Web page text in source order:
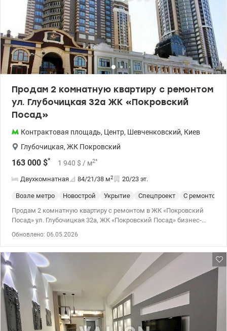
санузла. Из кухни есть выход на лоджию, которую можно
превратить в уютную лаунж-зону. Приятно порадует высота
потолков – 3м. Также важно, что есть автономное отопление
домов – гарантия тепла зимой. Но самым большим бонусом к
квартире является наличие двух паркомест в подземном
паркинге, которые можно приобрести за дополнительную плату.
Квартира уже доступна для просмотра в удобное для Вас время.
Звоните!) Цена: 170000 у.е. 0504434948 Оксана Романец
Продам 2 комнатную квартиру с ремонтом
ул. Глубочицкая 32а ЖК «Покровский
Посад»
Контрактовая площадь, Центр, Шевченковский, Киев
Глубочицкая, ЖК Покровский
163 000 $* 1 940 $ / м2*
Двухкомнатная 84/21/38 м2 20/23 эт.
Возле метро Новострой Укрытие Спецпроект
С ремонтом
Продам 2 комнатную квартиру с ремонтом в ЖК «Покровский
Посад» ул. Глубочицкая 32а, ЖК «Покровский Посад» бизнес-
использованием исключительно экологичных и премиальных
материалов:. Встраиваемая кухня, бытовая техника Siemens . На
полу – массив дуба, ясеня и экзотического мербау. Двери,
плинтусы и декоративные арки изготовлены по
индивидуальному заказу из натурального дуба. ​ Сантехника от
топовых брендов Simas и Vebert. ЖК «Покровский Посад» — это
закрытый комплекс, вход по карточкам, профессиональная
охрана и видеонаблюдение, ​ подземный паркинг. ​ Детский сад
Обновлено: 06.05.2026